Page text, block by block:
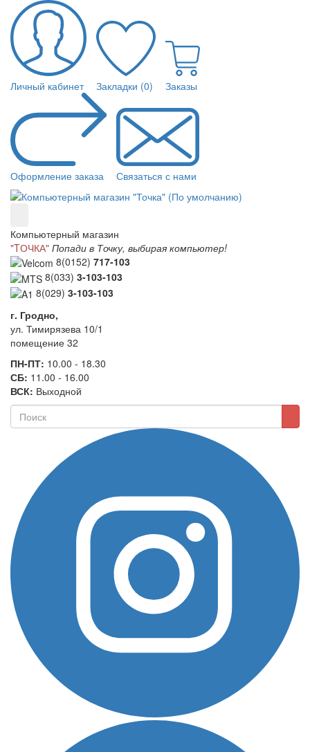
Личный кабинет Закладки (0) Заказы
Оформление заказа Связаться с нами
Компьютерный магазин
"TОЧКА" Попади в Точку, выбирая компьютер!
8(0152) 717-103
8(033) 3-103-103
8(029) 3-103-103
г. Гродно,
ул. Тимирязева 10/1
помещение 32
ПН-ПТ: 10.00 - 18.30
СБ: 11.00 - 16.00
ВСК: Выходной